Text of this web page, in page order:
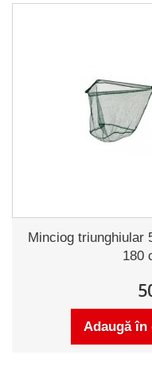
Minciog triunghiular
180
Adaugă în